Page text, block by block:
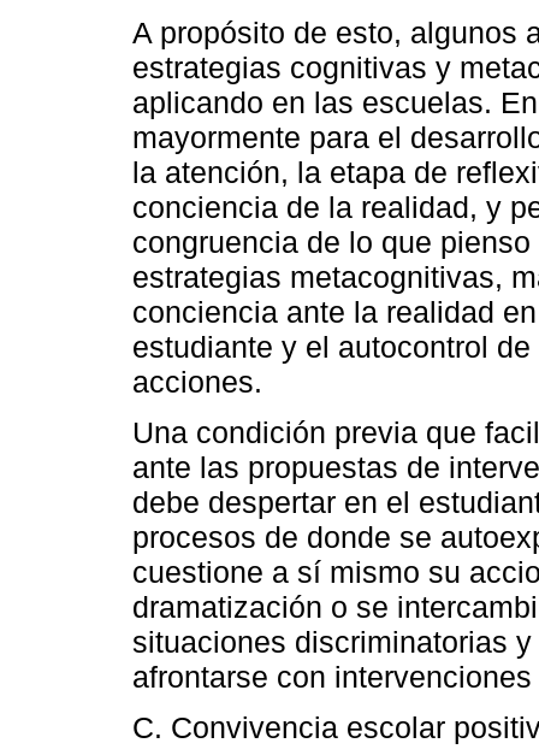
A propósito de esto, algunos
estrategias cognitivas y
aplicando en las escuelas.
mayormente para el
la atención, la etapa de
conciencia de la realidad, y
congruencia de lo que
estrategias metacognitivas,
conciencia ante la realidad
estudiante y el autocontrol
acciones.
Una condición previa que
ante las propuestas de
debe despertar en el
procesos de donde se
cuestione a sí mismo su
dramatización o se
situaciones discriminatorias
afrontarse con
C. Convivencia escolar